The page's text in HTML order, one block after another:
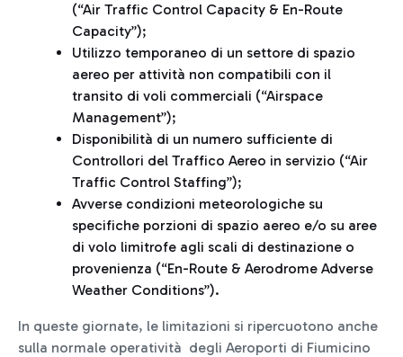
(“Air Traffic Control Capacity & En-Route
Capacity”);
Utilizzo temporaneo di un settore di spazio
aereo per attività non compatibili con il
transito di voli commerciali (“Airspace
Management”);
Disponibilità di un numero sufficiente di
Controllori del Traffico Aereo in servizio (“Air
Traffic Control Staffing”);
Avverse condizioni meteorologiche su
specifiche porzioni di spazio aereo e/o su aree
di volo limitrofe agli scali di destinazione o
provenienza (“En-Route & Aerodrome Adverse
Weather Conditions”).
In queste giornate, le limitazioni si ripercuotono anche
sulla normale operatività degli Aeroporti di Fiumicino